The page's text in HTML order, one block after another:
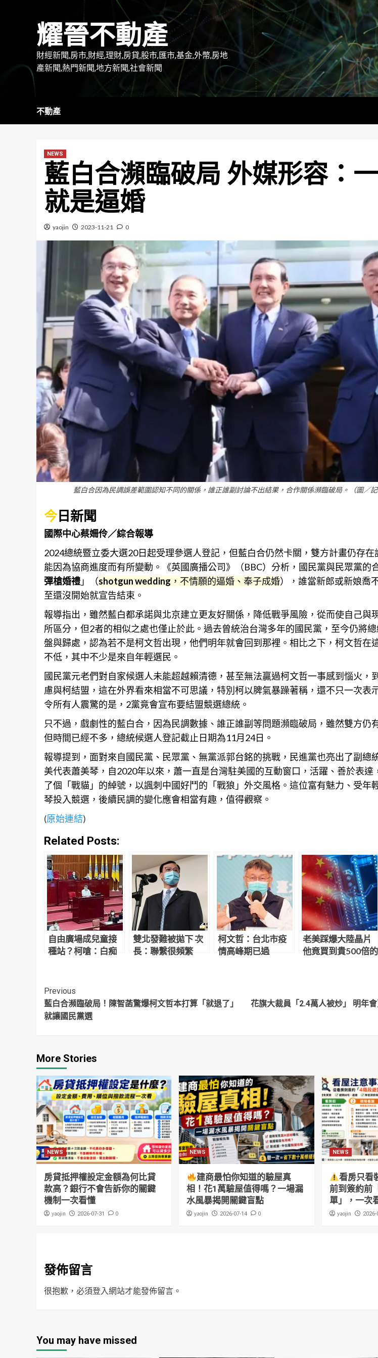
耀晉不動產
財經新聞,房市,財經,理財,房貸,股市,匯市,基金,外幣,房地
產新聞,熱門新聞,地方新聞,社會新聞
不動產
NEWS
藍白合瀕臨破局 外媒形容：
就是逼婚
yaojin 2023-11-21 0
藍白合因為民調誤差範圍認知不同的關係，誰正誰副討論不出結果，合作關係瀕臨破局。（圖／記
今日新聞
國際中心蔡姍伶／綜合報導
2024總統暨立委大選20日起受理參選人登記，但藍白合仍然卡關，雙方計畫仍存在
能因為協商進度而有所變動。《英國廣播公司》（BBC）分析，國民黨與民眾黨的
彈槍婚禮 」（shotgun wedding ，不情願的逼婚、奉子成婚），誰當新郎或新娘喬
至還沒開始就宣告結束。
報導指出，雖然藍白都承諾與北京建立更友好關係 ，降低戰爭風險，從而使自己與
所區分，但2者的相似之處也僅止於此。過去曾統治台灣多年的國民黨，至今仍將
盤與歸處，認為若不是柯文哲出現，他們明年就會回到那裡。相比之下，柯文哲在
不低，其中不少是來自年輕選民。
國民黨元老們對自家候選人未能超越賴清德，甚至無法贏過柯文哲一事感到惱火，
慮與柯結盟，這在外界看來相當不可思議，特別柯以脾氣暴躁著稱，還不只一次表
令所有人震驚的是，2黨竟會宣布要結盟競選總統。
只不過，戲劇性的藍白合，因為民調數據 、誰正誰副等問題瀕臨破局，雖然雙方仍
但時間已經不多，總統候選人登記截止日期為11月24日。
報導提到，面對來自國民黨、民眾黨、無黨派郭台銘的挑戰，民進黨也亮出了副總
美代表蕭美琴，自2020年以來，蕭一直是台灣駐美國的互動窗口，活躍、善於表達
了個「戰貓」的綽號，以諷刺中國好鬥的「戰狼」外交風格。這位富有魅力、受年
琴投入競選，後續民調的變化應會相當有趣，值得觀察。
(原始連結)
Related Posts:
自由廣場成兒童接
種站？柯嗆：白痴
雙北發難被拋下 次
長：聯繫很頻繁
柯文哲：台北市疫
情高峰期已過
老美踩爆大陸晶片
他竟買到貴500倍的
Continue
Reading
Previous
藍白合瀕臨破局！陳智菡驚爆柯文哲本打算「就退了」
就讓國民黨選
花旗大裁員「2.4萬人被炒」 明年
More Stories
NEWS
房貸抵押權設定金額為何比貸
款高？銀行不會告訴你的關鍵
機制一次看懂
yaojin 2026-07-31 0
NEWS
建商最怕你知道的驗屋真
相！花1萬驗屋值得嗎？一場漏
水風暴揭開關鍵盲點
yaojin 2026-07-14 0
NEWS
看房只看
前到簽約前
單」，一次
yaojin 2026-
發佈留言
很抱歉，必須登入網站才能發佈留言。
You may have missed